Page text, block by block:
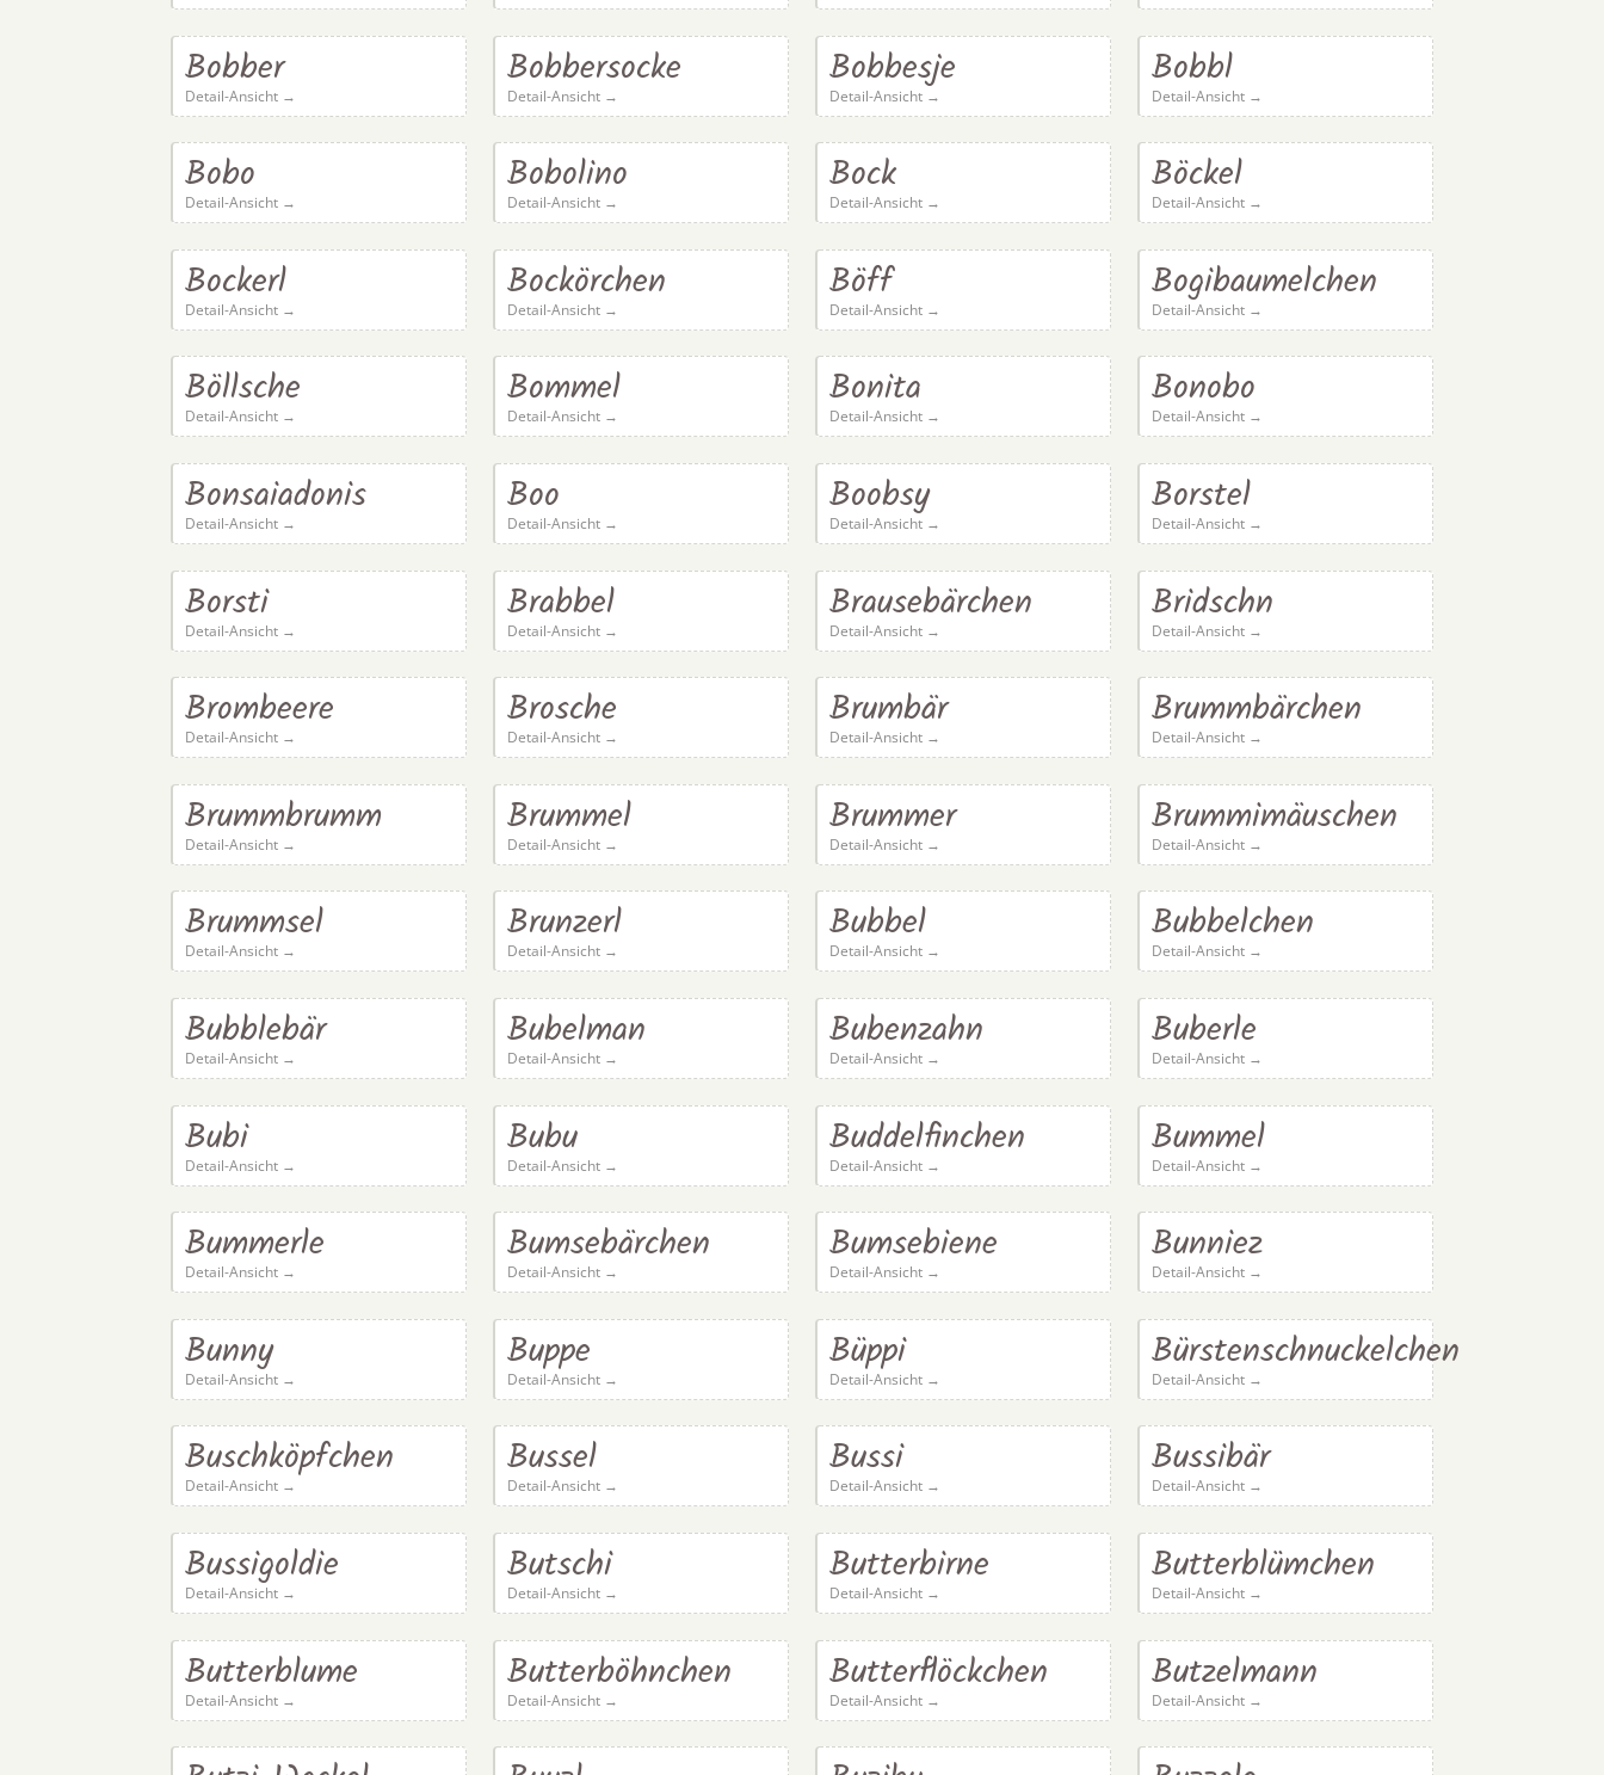
Bobber
Detail-Ansicht →
Bobbersocke
Detail-Ansicht →
Bobbesje
Detail-Ansicht →
Bobbl
Detail-Ansicht →
Bobo
Detail-Ansicht →
Bobolino
Detail-Ansicht →
Bock
Detail-Ansicht →
Böckel
Detail-Ansicht →
Bockerl
Detail-Ansicht →
Bockörchen
Detail-Ansicht →
Böff
Detail-Ansicht →
Bogibaumelchen
Detail-Ansicht →
Böllsche
Detail-Ansicht →
Bommel
Detail-Ansicht →
Bonita
Detail-Ansicht →
Bonobo
Detail-Ansicht →
Bonsaiadonis
Detail-Ansicht →
Boo
Detail-Ansicht →
Boobsy
Detail-Ansicht →
Borstel
Detail-Ansicht →
Borsti
Detail-Ansicht →
Brabbel
Detail-Ansicht →
Brausebärchen
Detail-Ansicht →
Bridschn
Detail-Ansicht →
Brombeere
Detail-Ansicht →
Brosche
Detail-Ansicht →
Brumbär
Detail-Ansicht →
Brummbärchen
Detail-Ansicht →
Brummbrumm
Detail-Ansicht →
Brummel
Detail-Ansicht →
Brummer
Detail-Ansicht →
Brummimäuschen
Detail-Ansicht →
Brummsel
Detail-Ansicht →
Brunzerl
Detail-Ansicht →
Bubbel
Detail-Ansicht →
Bubbelchen
Detail-Ansicht →
Bubblebär
Detail-Ansicht →
Bubelman
Detail-Ansicht →
Bubenzahn
Detail-Ansicht →
Buberle
Detail-Ansicht →
Bubi
Detail-Ansicht →
Bubu
Detail-Ansicht →
Buddelfinchen
Detail-Ansicht →
Bummel
Detail-Ansicht →
Bummerle
Detail-Ansicht →
Bumsebärchen
Detail-Ansicht →
Bumsebiene
Detail-Ansicht →
Bunniez
Detail-Ansicht →
Bunny
Detail-Ansicht →
Buppe
Detail-Ansicht →
Büppi
Detail-Ansicht →
Bürstenschnuckelchen
Detail-Ansicht →
Buschköpfchen
Detail-Ansicht →
Bussel
Detail-Ansicht →
Bussi
Detail-Ansicht →
Bussibär
Detail-Ansicht →
Bussigoldie
Detail-Ansicht →
Butschi
Detail-Ansicht →
Butterbirne
Detail-Ansicht →
Butterblümchen
Detail-Ansicht →
Butterblume
Detail-Ansicht →
Butterböhnchen
Detail-Ansicht →
Butterflöckchen
Detail-Ansicht →
Butzelmann
Detail-Ansicht →